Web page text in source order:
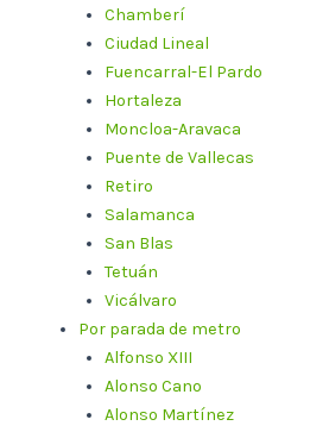
Chamberí
Ciudad Lineal
Fuencarral-El Pardo
Hortaleza
Moncloa-Aravaca
Puente de Vallecas
Retiro
Salamanca
San Blas
Tetuán
Vicálvaro
Por parada de metro
Alfonso XIII
Alonso Cano
Alonso Martínez